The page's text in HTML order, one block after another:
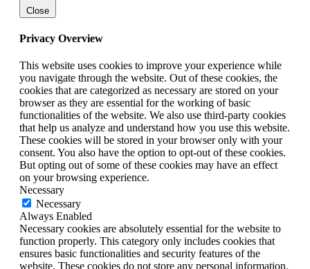
Close
Privacy Overview
This website uses cookies to improve your experience while
you navigate through the website. Out of these cookies, the
cookies that are categorized as necessary are stored on your
browser as they are essential for the working of basic
functionalities of the website. We also use third-party cookies
that help us analyze and understand how you use this website.
These cookies will be stored in your browser only with your
consent. You also have the option to opt-out of these cookies.
But opting out of some of these cookies may have an effect
on your browsing experience.
Necessary
Necessary
Always Enabled
Necessary cookies are absolutely essential for the website to
function properly. This category only includes cookies that
ensures basic functionalities and security features of the
website. These cookies do not store any personal information.